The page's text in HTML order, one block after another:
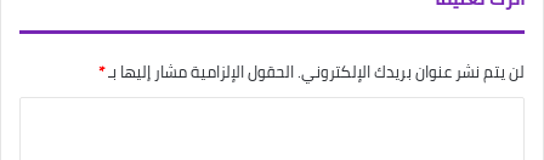
لن يتم نشر عنوان بريدك الإلكتروني.الحقول الإلزامية مشار إليها بـ*